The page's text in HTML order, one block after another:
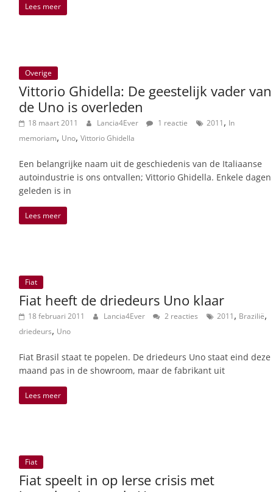
Lees meer
Overige
Vittorio Ghidella: De geestelijk vader van
de Uno is overleden
18 maart 2011 Lancia4Ever 1 reactie 2011, In
memoriam, Uno, Vittorio Ghidella
Een belangrijke naam uit de geschiedenis van de Italiaanse
autoindustrie is ons ontvallen; Vittorio Ghidella. Enkele dagen
geleden is in
Lees meer
Fiat
Fiat heeft de driedeurs Uno klaar
18 februari 2011 Lancia4Ever 2 reacties 2011, Brazilië,
driedeurs, Uno
Fiat Brasil staat te popelen. De driedeurs Uno staat eind deze
maand pas in de showroom, maar de fabrikant uit
Lees meer
Fiat
Fiat speelt in op Ierse crisis met